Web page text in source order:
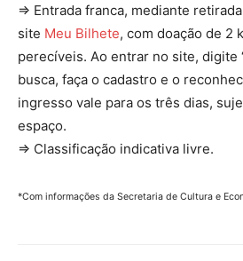
⇒ Entrada franca, mediante
site Meu Bilhete, com doação de 2
perecíveis. Ao entrar no site, digite
busca, faça o cadastro e o
ingresso vale para os três dias,
espaço.
⇒ Classificação indicativa livre.
*Com informações da Secretaria de Cultura e